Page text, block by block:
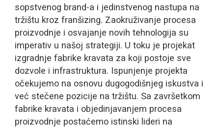
sopstvenog brand-a i jedinstvenog nastupa na
tržištu kroz franšizing. Zaokruživanje procesa
proizvodnje i osvajanje novih tehnologija su
imperativ u našoj strategiji. U toku je projekat
izgradnje fabrike kravata za koji postoje sve
dozvole i infrastruktura. Ispunjenje projekta
očekujemo na osnovu dugogodišnjeg iskustva i
već stečene pozicije na tržištu. Sa završetkom
fabrike kravata i objedinjavanjem procesa
proizvodnje postaćemo istinski lideri na